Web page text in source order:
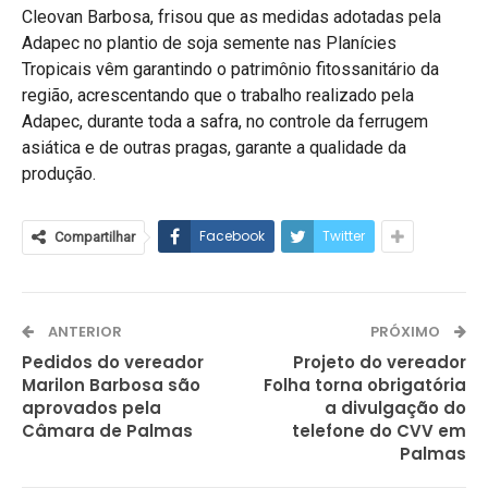
Cleovan Barbosa, frisou que as medidas adotadas pela
Adapec no plantio de soja semente nas Planícies
Tropicais vêm garantindo o patrimônio fitossanitário da
região, acrescentando que o trabalho realizado pela
Adapec, durante toda a safra, no controle da ferrugem
asiática e de outras pragas, garante a qualidade da
produção.
Compartilhar Facebook Twitter
ANTERIOR
Pedidos do vereador
Marilon Barbosa são
aprovados pela
Câmara de Palmas
PRÓXIMO
Projeto do vereador
Folha torna obrigatória
a divulgação do
telefone do CVV em
Palmas